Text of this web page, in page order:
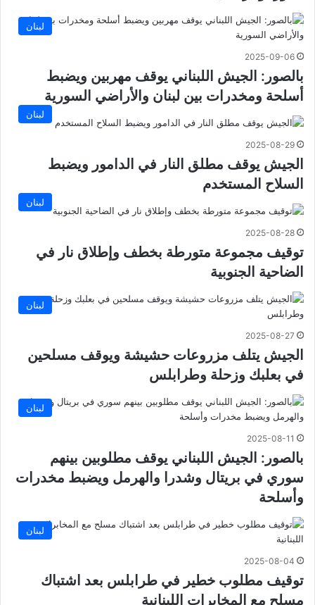
لبنان
2025-09-06
بالصور: الجيش اللبناني يوقف مهربين ويضبط
أسلحة ومخدرات بين لبنان والأراضي السورية
لبنان
2025-08-29
الجيش يوقف مطلق النار في الدامور ويضبط
السلاح المستخدم
لبنان
2025-08-28
توقيف مجموعة متورطة بخطف وإطلاق نار في
الضاحية الجنوبية
لبنان
2025-08-27
الجيش يتلف مزروعات حشيشة ويوقف مسلحين
في بعلبك وزحلة وطرابلس
لبنان
2025-08-11
بالصور: الجيش اللبناني يوقف مطلوبين بينهم
سوري في بريتال وشدرا والهرمل ويضبط مخدرات
وأسلحة
لبنان
2025-08-04
توقيف مطلوب خطير في طرابلس بعد اشتباك
مسلح مع المخابرات اللبنانية